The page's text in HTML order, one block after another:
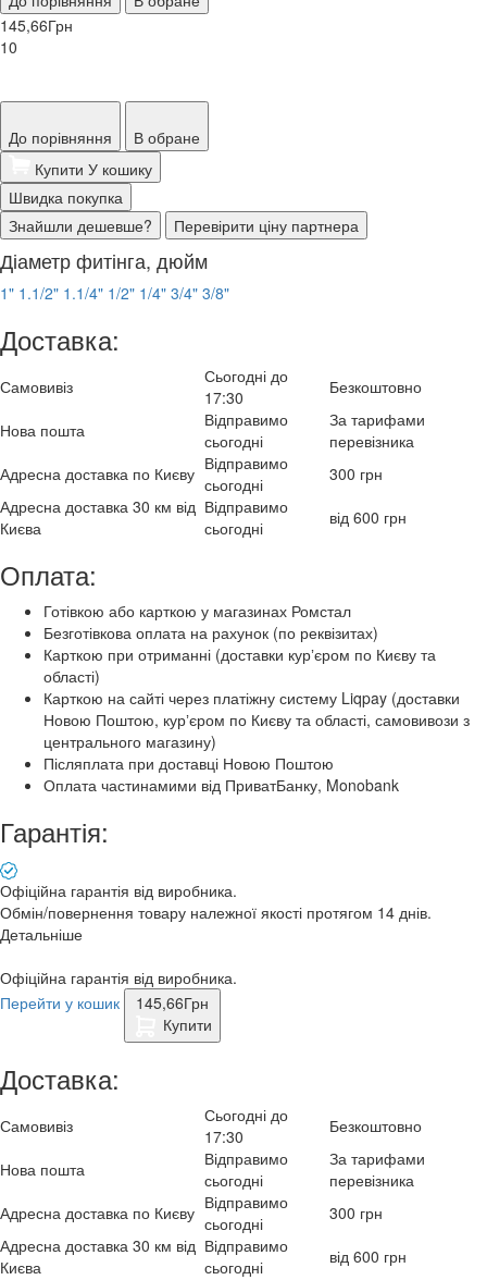
145,66Грн
10
До порівняння
В обране
Купити У кошику
Швидка покупка
Знайшли дешевше?
Перевірити ціну партнера
Діаметр фитінга, дюйм
1" 1.1/2" 1.1/4" 1/2" 1/4" 3/4" 3/8"
Доставка:
Самовивіз
Сьогодні до
17:30
Безкоштовно
Нова пошта
Відправимо
сьогодні
За тарифами
перевізника
Адресна доставка по Києву Відправимо
сьогодні
300 грн
Адресна доставка 30 км від
Києва
Відправимо
сьогодні
від 600 грн
Оплата:
Готівкою або карткою у магазинах Ромстал
Безготівкова оплата на рахунок (по реквізитах)
Карткою при отриманні (доставки курʼєром по Києву та
області)
Карткою на сайті через платіжну систему Liqpay (доставки
Новою Поштою, курʼєром по Києву та області, самовивози з
центрального магазину)
Післяплата при доставці Новою Поштою
Оплата частинамими від ПриватБанку, Monobank
Гарантія:
Офіційна гарантія від виробника.
Обмін/повернення товару належної якості протягом 14 днів.
Детальніше
Офіційна гарантія від виробника.
Перейти у кошик
145,66Грн
Купити
Доставка:
Самовивіз
Сьогодні до
17:30
Безкоштовно
Нова пошта
Відправимо
сьогодні
За тарифами
перевізника
Адресна доставка по Києву Відправимо
сьогодні
300 грн
Адресна доставка 30 км від
Києва
Відправимо
сьогодні
від 600 грн